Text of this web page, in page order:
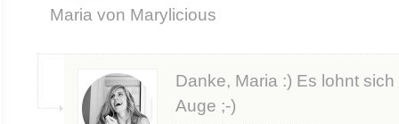
Maria von Marylicious
Danke, Maria :) Es lohnt
Auge ;-)